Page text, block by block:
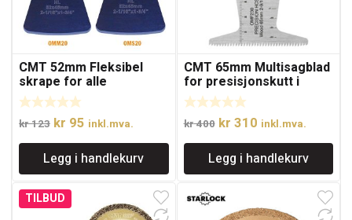
CMT 52mm Fleksibel
skrape for alle
materialer
kr123 Opprinnelig
pris
var:
kr 123.
kr 95 Nåværende
pris
er:
kr 95.
inkl.mva.
Legg i handlekurv
CMT 65mm Multisagblad
for presisjonskutt i
treverk
kr400 Opprinnelig
pris
var:
kr 400.
kr 310Nåværende
pris
er:
kr 310.
inkl.mva.
Legg i handlekurv
TILBUD